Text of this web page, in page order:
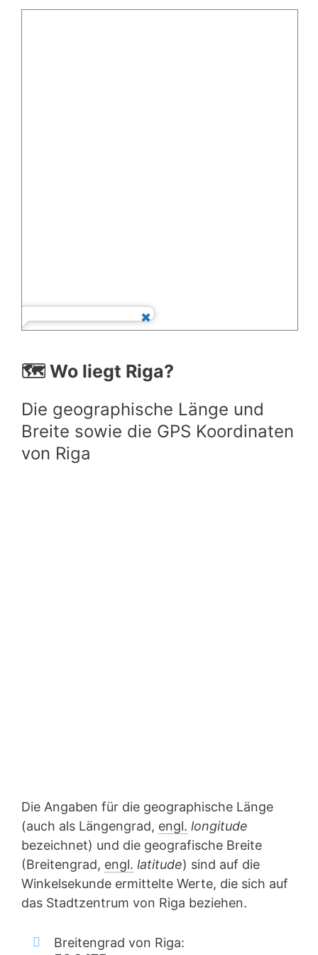
🗺️ Wo liegt Riga?
Die geographische Länge und
Breite sowie die GPS Koordinaten
von Riga
Die Angaben für die geographische Länge
(auch als Längengrad, engl. longitude
bezeichnet) und die geografische Breite
(Breitengrad, engl. latitude) sind auf die
Winkelsekunde ermittelte Werte, die sich auf
das Stadtzentrum von Riga beziehen.
Breitengrad von Riga: